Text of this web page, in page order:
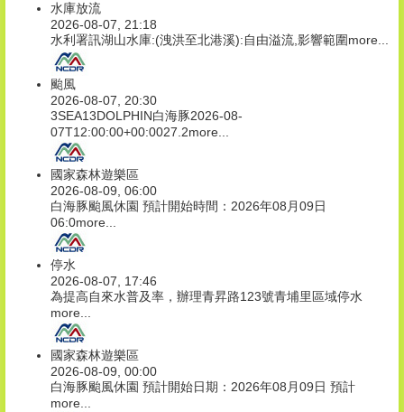
水庫放流
2026-08-07, 21:18
水利署訊湖山水庫:(洩洪至北港溪):自由溢流,影響範圍more...
颱風
2026-08-07, 20:30
3SEA13DOLPHIN白海豚2026-08-
07T12:00:00+00:0027.2more...
國家森林遊樂區
2026-08-09, 06:00
白海豚颱風休園 預計開始時間：2026年08月09日
06:0more...
停水
2026-08-07, 17:46
為提高自來水普及率，辦理青昇路123號青埔里區域停水
more...
國家森林遊樂區
2026-08-09, 00:00
白海豚颱風休園 預計開始日期：2026年08月09日 預計
more...